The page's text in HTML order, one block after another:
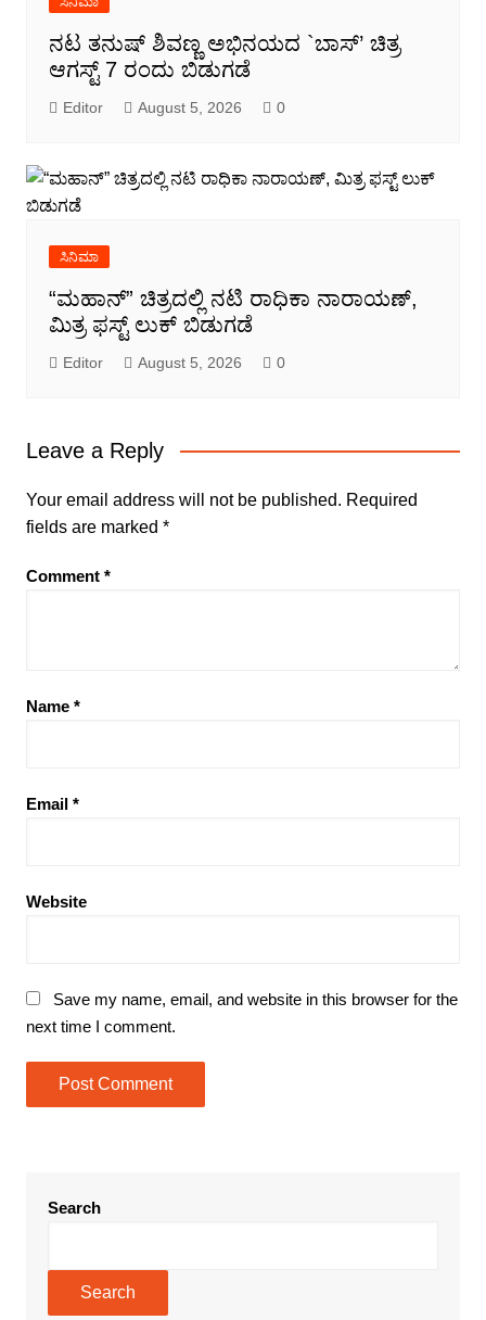
ನಟ ತನುಷ್ ಶಿವಣ್ಣ ಅಭಿನಯದ `ಬಾಸ್’ ಚಿತ್ರ
ಆಗಸ್ಟ್ 7 ರಂದು ಬಿಡುಗಡೆ
Editor August 5, 2026 0
ಸಿನಿಮಾ
“ಮಹಾನ್” ಚಿತ್ರದಲ್ಲಿ ನಟಿ ರಾಧಿಕಾ ನಾರಾಯಣ್,
ಮಿತ್ರ ಫಸ್ಟ್ ಲುಕ್ ಬಿಡುಗಡೆ
Editor August 5, 2026 0
Leave a Reply
Your email address will not be published. Required
fields are marked *
Comment *
Name *
Email *
Website
Save my name, email, and website in this browser for the
next time I comment.
Search
Search